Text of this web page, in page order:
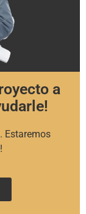
a
Estaremos